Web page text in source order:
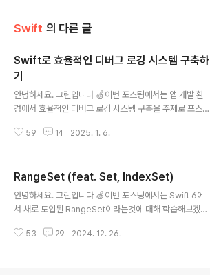
Swift 의 다른 글
Swift로 효율적인 디버그 로깅 시스템 구축하
기
안녕하세요. 그린입니다 🍏이번 포스팅에서는 앱 개발 환
경에서 효율적인 디버그 로깅 시스템 구축을 주제로 포스
동작을 이해하고 디버깅하는데 필수적인 도구라 볼 수 있
인 디버그 로깅 시스템 구축하기우선 해당 포스팅에서 가
장 큰 주축이 되는 두 클래스 구현을 설계합니다. 1️⃣ Swift
Log - 실제 로그 파일 관리와 쓰기를 담당하는 클래스2️⃣
를 제공하는 클래스 해당 클래스들로 만들어진 시스템은
59 14 2025. 1. 6.
RangeSet (feat. Set, IndexSet)
안녕하세요. 그린입니다 🍏이번 포스팅에서는 Swift 6에
서 새로 도입된 RangeSet이라는것에 대해 학습해보겠습
범위로 표현되는 비교 가능한 모든 유형의 값의 집합입니
53 29 2024. 12. 26.